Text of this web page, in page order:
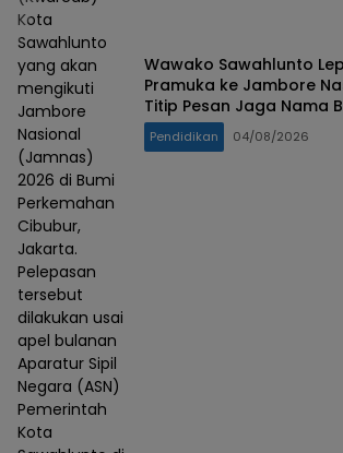
Kota
Sawahlunto
yang akan
mengikuti
Jambore
Nasional
(Jamnas)
2026 di Bumi
Perkemahan
Cibubur,
Jakarta.
Pelepasan
tersebut
dilakukan usai
apel bulanan
Aparatur Sipil
Negara (ASN)
Pemerintah
Kota
Wawako Sawahlunto
Pramuka ke Jambore
Titip Pesan Jaga Nama
Pendidikan 04/08/2026